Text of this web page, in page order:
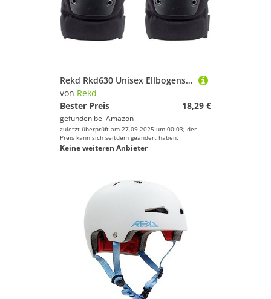
Rekd Rkd630 Unisex Ellbogenschützer für Erwachsene S Schwarz
von Rekd
Bester Preis
18,29 €
gefunden bei Amazon
zuletzt überprüft am 27.09.2025 um 00:03; der
Preis kann sich seitdem geändert haben.
Keine weiteren Anbieter